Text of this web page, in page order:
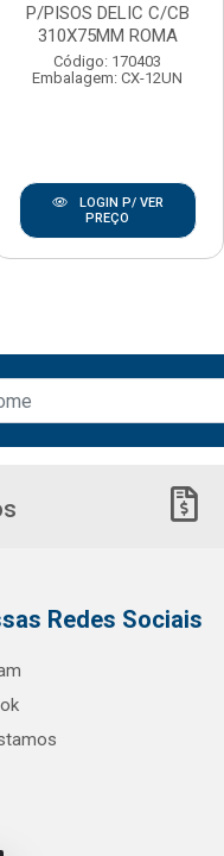
P/PISOS DELIC C/CB
310X75MM ROMA
Código: 170403
Embalagem: CX-12UN
LOGIN P/ VER
PREÇO
Redes Sociais